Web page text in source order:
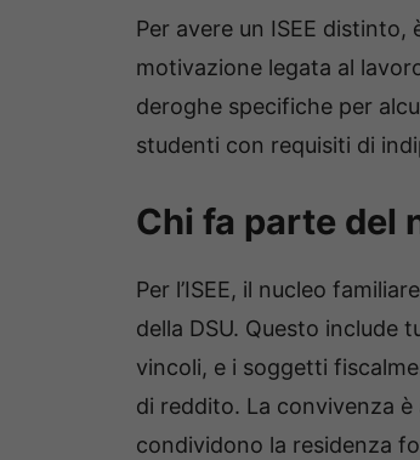
Per avere un ISEE distinto,
motivazione legata al
deroghe specifiche per
studenti con requisiti di
Chi fa parte del
Per l’ISEE, il nucleo
della DSU. Questo include
vincoli, e i soggetti
di reddito. La convivenza
condividono la residenza